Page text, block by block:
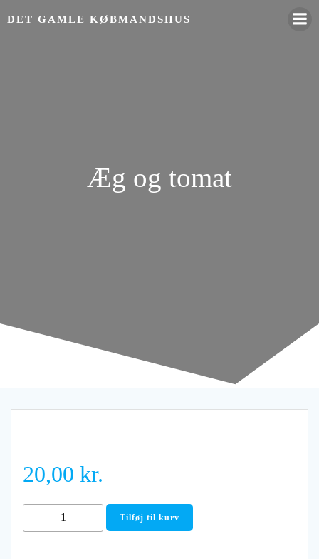
tilDET GAMLE KØBMANDSHUS
Æg og tomat
20,00 kr.
og
Tilføj til kurv